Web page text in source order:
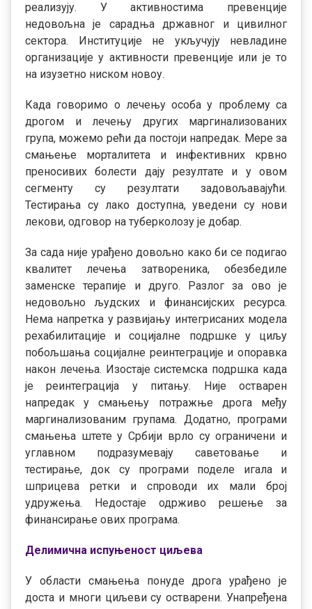
реализују. У активностима превенције
недовољна је сарадња државног и цивилног
сектора. Институције не укључују невладине
организације у активности превенције или је то
на изузетно ниском новоу.
Када говоримо о лечењу особа у проблему са
дрогом и лечењу других маргинализованих
група, можемо рећи да постоји напредак. Мере за
смањење морталитета и инфективних крвно
преносивих болести дају резултате и у овом
сегменту су резултати задовољавајући.
Тестирања су лако доступна, уведени су нови
лекови, одговор на туберколозу је добар.
За сада није урађено довољно како би се подигао
квалитет лечења затвореника, обезбедиле
заменске терапије и друго. Разлог за ово је
недовољно људских и финансијских ресурса.
Нема напретка у развијању интегрисаних модела
рехабилитације и социјалне подршке у циљу
побољшања социјалне реинтеграције и опоравка
након лечења. Изостаје системска подршка када
је реинтеграција у питању. Није остварен
напредак у смањењу потражње дрога међу
маргинализованим групама. Додатно, програми
смањења штете у Србији врло су ограничени и
углавном подразумевају саветовање и
тестирање, док су програми поделе игала и
шприцева ретки и спроводи их мали број
удружења. Недостаје одрживо решење за
финансирање ових програма.
Делимична испуњеност циљева
У области смањења понуде дрога урађено је
доста и многи циљеви су остварени. Унапређена